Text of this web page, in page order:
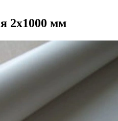
2х1000 мм